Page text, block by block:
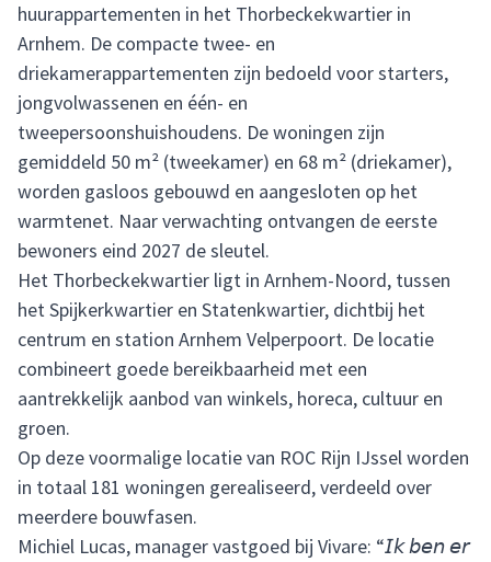
huurappartementen in het Thorbeckekwartier in
Arnhem. De compacte twee- en
driekamerappartementen zijn bedoeld voor starters,
jongvolwassenen en één- en
tweepersoonshuishoudens. De woningen zijn
gemiddeld 50 m² (tweekamer) en 68 m² (driekamer),
worden gasloos gebouwd en aangesloten op het
warmtenet. Naar verwachting ontvangen de eerste
bewoners eind 2027 de sleutel.
Het Thorbeckekwartier ligt in Arnhem-Noord, tussen
het Spijkerkwartier en Statenkwartier, dichtbij het
centrum en station Arnhem Velperpoort. De locatie
combineert goede bereikbaarheid met een
aantrekkelijk aanbod van winkels, horeca, cultuur en
groen.
Op deze voormalige locatie van ROC Rijn IJssel worden
in totaal 181 woningen gerealiseerd, verdeeld over
meerdere bouwfasen.
Michiel Lucas, manager vastgoed bij Vivare: “𝘐𝘬 𝘣𝘦𝘯 𝘦𝘳